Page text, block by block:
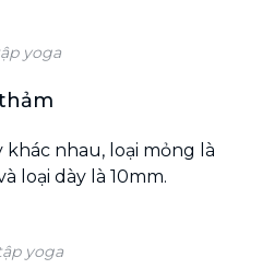
yoga
nhau, loại mỏng là
loại dày là 10mm.
yoga